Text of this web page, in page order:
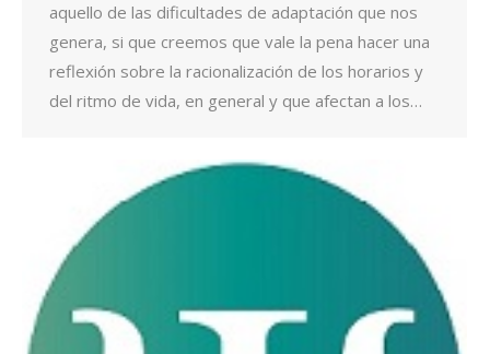
aquello de las dificultades de adaptación que nos
genera, si que creemos que vale la pena hacer una
reflexión sobre la racionalización de los horarios y
del ritmo de vida, en general y que afectan a los…